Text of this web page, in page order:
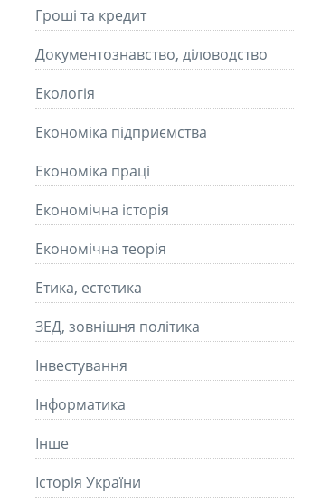
Гроші та кредит
Документознавство, діловодство
Екологія
Економіка підприємства
Економіка праці
Економічна історія
Економічна теорія
Етика, естетика
ЗЕД, зовнішня політика
Інвестування
Інформатика
Інше
Історія України